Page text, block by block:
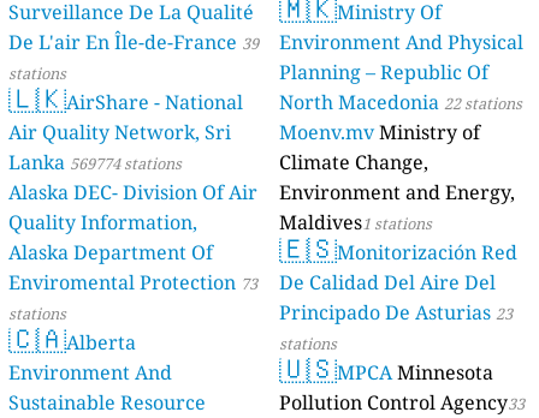
Surveillance De La Qualité
De L'air En Île-de-France 39
stations
🇱🇰AirShare - National
Air Quality Network, Sri
Lanka 569774 stations
Alaska DEC- Division Of Air
Quality Information,
Alaska Department Of
Enviromental Protection 73
stations
🇨🇦Alberta
Environment And
Sustainable Resource
Ministry Of
Environment And Physical
Planning – Republic Of
North Macedonia 22 stations
Moenv.mvMinistry of
Climate Change,
Environment and Energy,
Maldives1 stations
🇪🇸Monitorización Red
De Calidad Del Aire Del
Principado De Asturias 23
stations
🇺🇸MPCAMinnesota
Pollution Control Agency33